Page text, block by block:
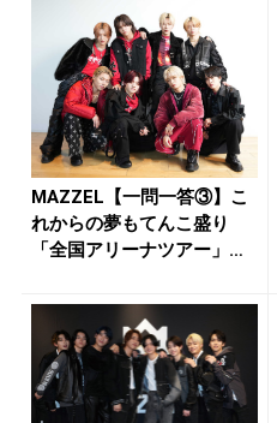
MAZZEL【一問一答③】こ
れからの夢もてんこ盛り
「全国アリーナツアー」